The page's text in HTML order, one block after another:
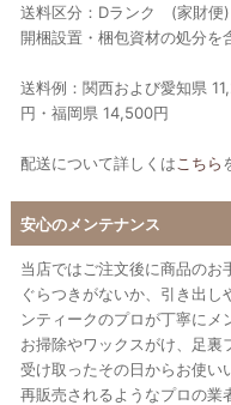
送料区分：Dランク (家財便)
開梱設置・梱包資材の処分を
送料例：関西および愛知県
円・福岡県 14,500円
配送について詳しくは こちら
安心のメンテナンス
当店ではご注文後に商品のお
ぐらつきがないか、引き出
ンティークのプロが丁寧にメ
お掃除やワックスがけ、足裏
受け取ったその日からお使い
再販売されるようなプロの業